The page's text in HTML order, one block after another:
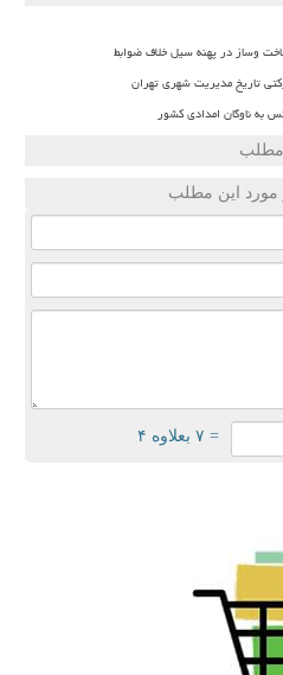
وساز در پهنه سیل خلاف ضوابط
تاریخ مدیریت شهری تهران
مطلب
مورد این مطلب
= ۷ بعلاوه ۴